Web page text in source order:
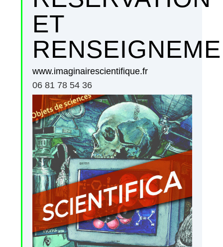
ET
www.imaginairescientifique.fr
06 81 78 54 36